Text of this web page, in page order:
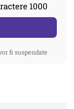
1000
fi suspendate